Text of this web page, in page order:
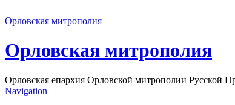
Орловская митрополия
Орловская митрополия
Орловская епархия Орловской митрополии Русской
Navigation